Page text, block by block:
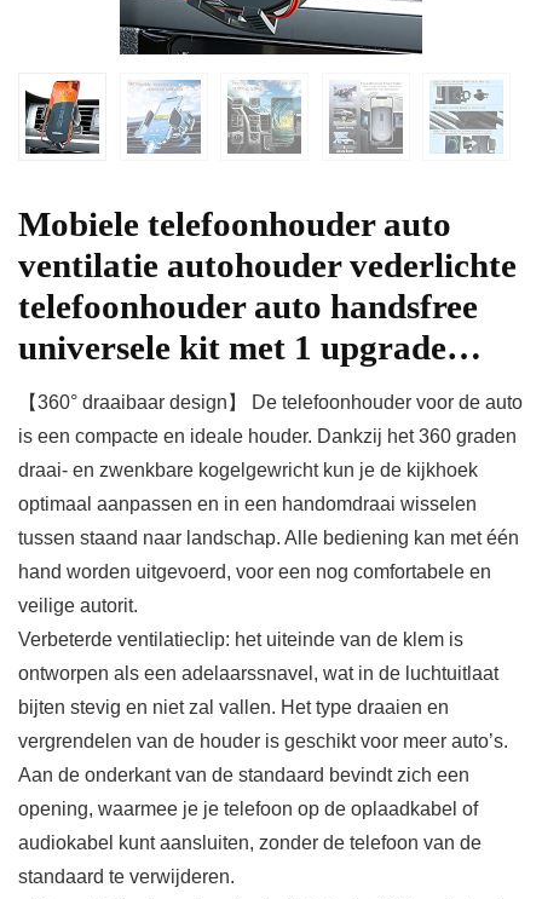
Mobiele telefoonhouder auto
ventilatie autohouder vederlichte
telefoonhouder auto handsfree
universele kit met 1 upgrade…
【360° draaibaar design】 De telefoonhouder voor de auto
is een compacte en ideale houder. Dankzij het 360 graden
draai- en zwenkbare kogelgewricht kun je de kijkhoek
optimaal aanpassen en in een handomdraai wisselen
tussen staand naar landschap. Alle bediening kan met één
hand worden uitgevoerd, voor een nog comfortabele en
veilige autorit.
Verbeterde ventilatieclip: het uiteinde van de klem is
ontworpen als een adelaarssnavel, wat in de luchtuitlaat
bijten stevig en niet zal vallen. Het type draaien en
vergrendelen van de houder is geschikt voor meer auto’s.
Aan de onderkant van de standaard bevindt zich een
opening, waarmee je je telefoon op de oplaadkabel of
audiokabel kunt aansluiten, zonder de telefoon van de
standaard te verwijderen.